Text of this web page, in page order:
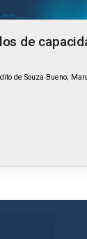
de
de Souza Bueno;